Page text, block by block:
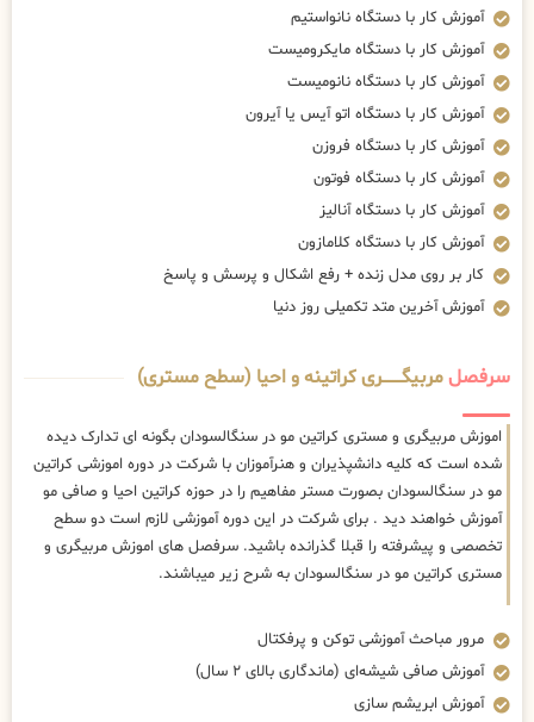
آموزش کار با دستگاه نانواستیم
آموزش کار با دستگاه مایکرومیست
آموزش کار با دستگاه نانومیست
آموزش کار با دستگاه اتو آیس یا آیرون
آموزش کار با دستگاه فروزن
آموزش کار با دستگاه فوتون
آموزش کار با دستگاه آنالیز
آموزش کار با دستگاه کلامازون
کار بر روی مدل زنده + رفع اشکال و پرسش و پاسخ
آموزش آخرین متد تکمیلی روز دنیا
سرفصلمربیگــــــــری کراتینه و احیا (سطح مستری)
اموزش مربیگری و مستری کراتین مو در سنگالسودان بگونه ای تدارک دیده
شده است که کلیه دانشپذیران و هنرآموزان با شرکت در دوره اموزشی کراتین
مو در سنگالسودان بصورت مستر مفاهیم را در حوزه کراتین احیا و صافی مو
آموزش خواهند دید . برای شرکت در این دوره آموزشی لازم است دو سطح
تخصصی و پیشرفته را قبلا گذرانده باشید. سرفصل های اموزش مربیگری و
مستری کراتین مو در سنگالسودان به شرح زیر میباشند.
مرور مباحث آموزشی توکن و پرفکتال
آموزش صافی شیشه‌ای (ماندگاری بالای ۲ سال)
آموزش ابریشم سازی